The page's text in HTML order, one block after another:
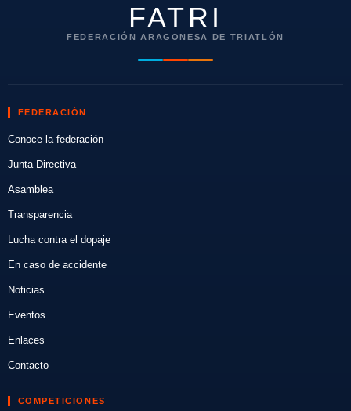
FATRI
FEDERACIÓN ARAGONESA DE TRIATLÓN
FEDERACIÓN
Conoce la federación
Junta Directiva
Asamblea
Transparencia
Lucha contra el dopaje
En caso de accidente
Noticias
Eventos
Enlaces
Contacto
COMPETICIONES